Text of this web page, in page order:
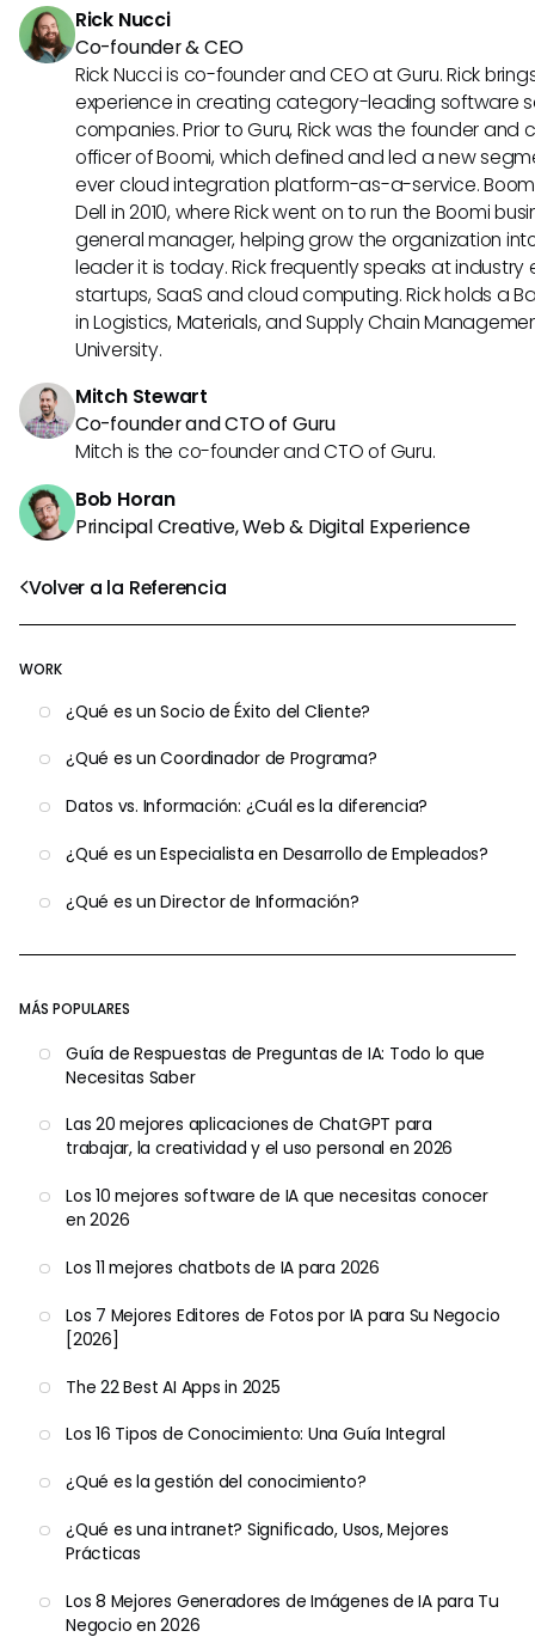
Volver a la Referencia
WORK
¿Qué es un Socio de Éxito del Cliente?
¿Qué es un Coordinador de Programa?
Datos vs. Información: ¿Cuál es la diferencia?
¿Qué es un Especialista en Desarrollo de Empleados?
¿Qué es un Director de Información?
MÁS POPULARES
Guía de Respuestas de Preguntas de IA: Todo lo que
Necesitas Saber
Las 20 mejores aplicaciones de ChatGPT para
trabajar, la creatividad y el uso personal en 2026
Los 10 mejores software de IA que necesitas conocer
en 2026
Los 11 mejores chatbots de IA para 2026
Los 7 Mejores Editores de Fotos por IA para Su Negocio
[2026]
The 22 Best AI Apps in 2025
Los 16 Tipos de Conocimiento: Una Guía Integral
¿Qué es la gestión del conocimiento?
¿Qué es una intranet? Significado, Usos, Mejores
Prácticas
Los 8 Mejores Generadores de Imágenes de IA para Tu
Negocio en 2026
laborales.Rick Nucci
Co-founder & CEO
Rick Nucci is co-founder and CEO at Guru. Rick
experience in creating category-leading software
companies. Prior to Guru, Rick was the founder and
officer of Boomi, which defined and led a new
ever cloud integration platform-as-a-service.
Dell in 2010, where Rick went on to run the Boomi
general manager, helping grow the organization
leader it is today. Rick frequently speaks at
startups, SaaS and cloud computing. Rick holds a
in Logistics, Materials, and Supply Chain
University.
Mitch Stewart
Co-founder and CTO of Guru
Mitch is the co-founder and CTO of Guru.
Bob Horan
Principal Creative, Web & Digital Experience